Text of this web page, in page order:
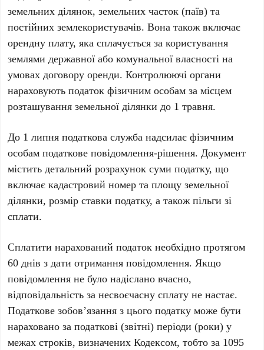
земельних ділянок, земельних часток (паїв) та
постійних землекористувачів. Вона також включає
орендну плату, яка сплачується за користування
землями державної або комунальної власності на
умовах договору оренди. Контролюючі органи
нараховують податок фізичним особам за місцем
розташування земельної ділянки до 1 травня.
До 1 липня податкова служба надсилає фізичним
особам податкове повідомлення-рішення. Документ
містить детальний розрахунок суми податку, що
включає кадастровий номер та площу земельної
ділянки, розмір ставки податку, а також пільги зі
сплати.
Сплатити нарахований податок необхідно протягом
60 днів з дати отримання повідомлення. Якщо
повідомлення не було надіслано вчасно,
відповідальність за несвоєчасну сплату не настає.
Податкове зобов’язання з цього податку може бути
нараховано за податкові (звітні) періоди (роки) у
межах строків, визначених Кодексом, тобто за 1095